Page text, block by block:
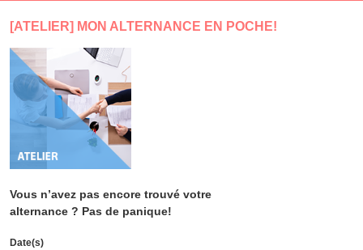
[ATELIER] MON ALTERNANCE EN POCHE!
Vous n’avez pas encore trouvé votre
alternance ? Pas de panique!
Date(s)